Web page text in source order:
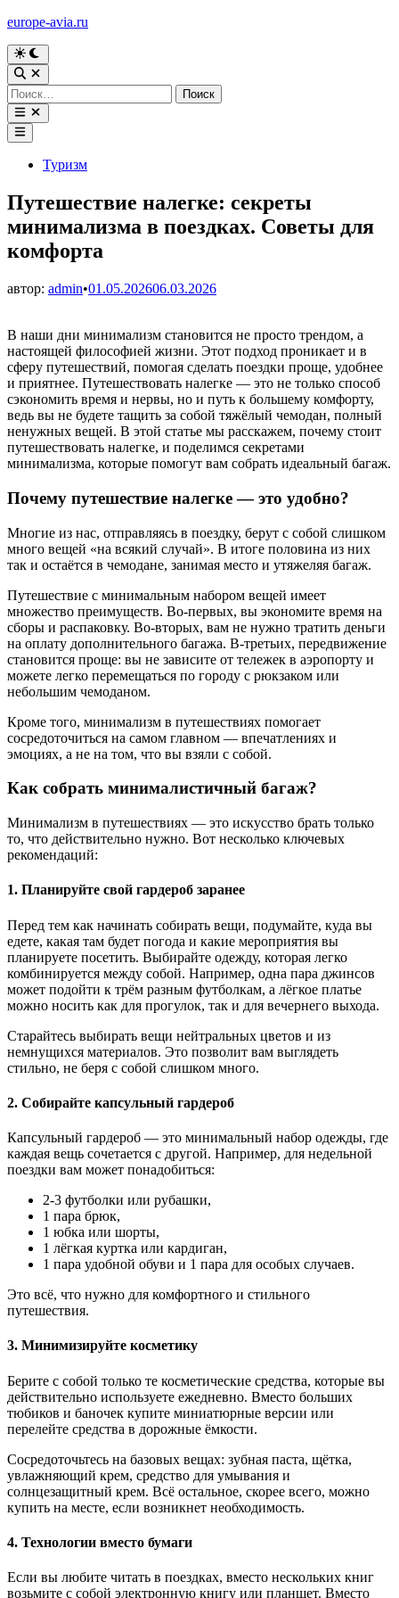
Перейти
содержимому
europe-avia.ru
Переключить
на
тёмный
режим
Открыть
поиск
Найти:
Открыть
меню
Главное
меню
Опубликовано
Туризм
Путешествие налегке: секреты
минимализма в поездках. Советы для
комфорта
автор: admin•01.05.202606.03.2026
В наши дни минимализм становится не просто трендом, а
настоящей философией жизни. Этот подход проникает и в
сферу путешествий, помогая сделать поездки проще, удобнее
и приятнее. Путешествовать налегке — это не только способ
сэкономить время и нервы, но и путь к большему комфорту,
ведь вы не будете тащить за собой тяжёлый чемодан, полный
ненужных вещей. В этой статье мы расскажем, почему стоит
путешествовать налегке, и поделимся секретами
минимализма, которые помогут вам собрать идеальный багаж.
Почему путешествие налегке — это удобно?
Многие из нас, отправляясь в поездку, берут с собой слишком
много вещей «на всякий случай». В итоге половина из них
так и остаётся в чемодане, занимая место и утяжеляя багаж.
Путешествие с минимальным набором вещей имеет
множество преимуществ. Во-первых, вы экономите время на
сборы и распаковку. Во-вторых, вам не нужно тратить деньги
на оплату дополнительного багажа. В-третьих, передвижение
становится проще: вы не зависите от тележек в аэропорту и
можете легко перемещаться по городу с рюкзаком или
небольшим чемоданом.
Кроме того, минимализм в путешествиях помогает
сосредоточиться на самом главном — впечатлениях и
эмоциях, а не на том, что вы взяли с собой.
Как собрать минималистичный багаж?
Минимализм в путешествиях — это искусство брать только
то, что действительно нужно. Вот несколько ключевых
рекомендаций:
1. Планируйте свой гардероб заранее
Перед тем как начинать собирать вещи, подумайте, куда вы
едете, какая там будет погода и какие мероприятия вы
планируете посетить. Выбирайте одежду, которая легко
комбинируется между собой. Например, одна пара джинсов
может подойти к трём разным футболкам, а лёгкое платье
можно носить как для прогулок, так и для вечернего выхода.
Старайтесь выбирать вещи нейтральных цветов и из
немнущихся материалов. Это позволит вам выглядеть
стильно, не беря с собой слишком много.
2. Собирайте капсульный гардероб
Капсульный гардероб — это минимальный набор одежды, где
каждая вещь сочетается с другой. Например, для недельной
поездки вам может понадобиться:
2-3 футболки или рубашки,
1 пара брюк,
1 юбка или шорты,
1 лёгкая куртка или кардиган,
1 пара удобной обуви и 1 пара для особых случаев.
Это всё, что нужно для комфортного и стильного
путешествия.
3. Минимизируйте косметику
Берите с собой только те косметические средства, которые вы
действительно используете ежедневно. Вместо больших
тюбиков и баночек купите миниатюрные версии или
перелейте средства в дорожные ёмкости.
Сосредоточьтесь на базовых вещах: зубная паста, щётка,
увлажняющий крем, средство для умывания и
солнцезащитный крем. Всё остальное, скорее всего, можно
купить на месте, если возникнет необходимость.
4. Технологии вместо бумаги
Если вы любите читать в поездках, вместо нескольких книг
возьмите с собой электронную книгу или планшет. Вместо